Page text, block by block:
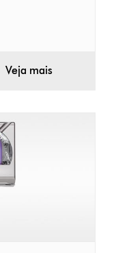
Veja mais